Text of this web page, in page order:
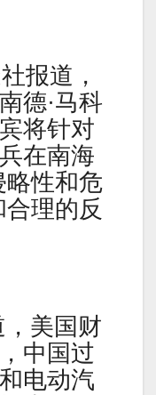
报道，
德·马科
将针对
在南海
略性和危
理的反
美国财
中国过
电动汽